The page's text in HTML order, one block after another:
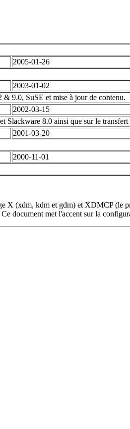
2005-01-26
2003-01-02
9.0, SuSE et mise à jour de contenu.
2002-03-15
8.0 ainsi que sur le transfert
2001-03-20
2000-11-01
X (xdm, kdm et gdm) et XDMCP
document met l'accent sur la